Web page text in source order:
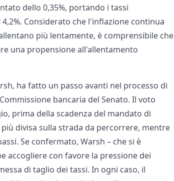
dello 0,35%, portando i tassi
Considerato che l'inflazione continua
più lentamente, è comprensibile che
una propensione all'allentamento
ha fatto un passo avanti nel processo di
bancaria del Senato. Il voto
prima della scadenza del mandato di
divisa sulla strada da percorrere, mentre
Se confermato, Warsh – che si è
accogliere con favore la pressione dei
di taglio dei tassi. In ogni caso, il